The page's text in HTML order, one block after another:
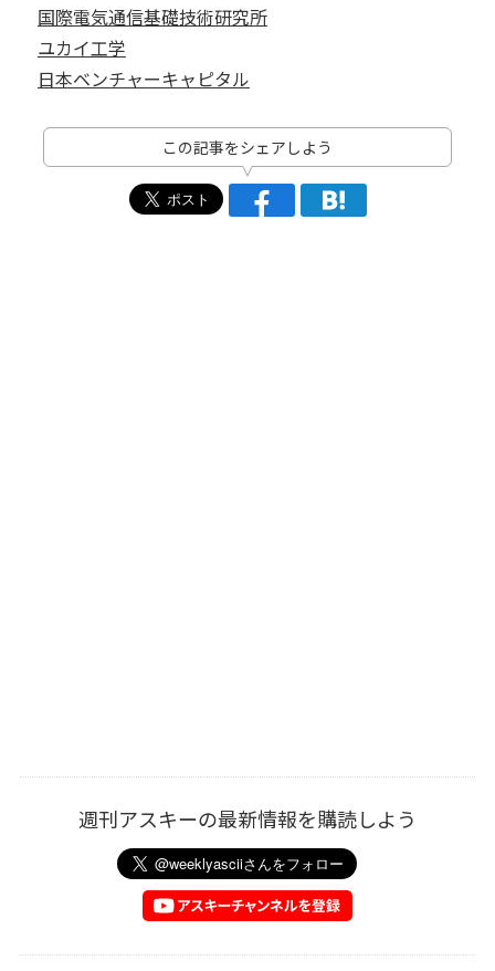
国際電気通信基礎技術研究所
ユカイ工学
日本ベンチャーキャピタル
この記事をシェアしよう
週刊アスキーの最新情報を購読しよう